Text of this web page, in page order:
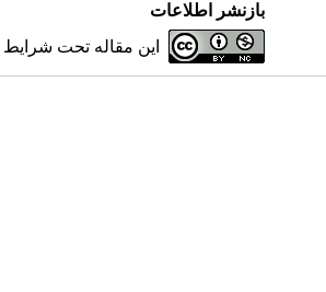
بازنشر اطلاعات
این مقاله تحت شرایط